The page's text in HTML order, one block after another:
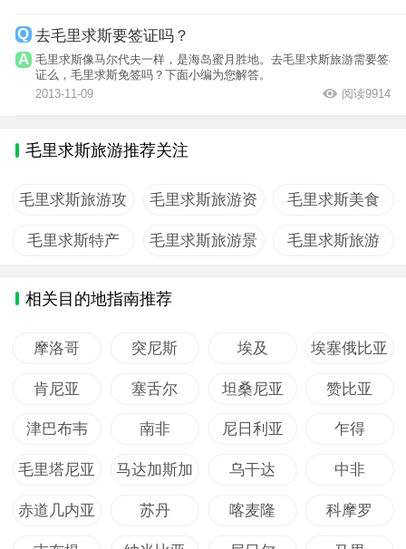
去毛里求斯要签证吗？
毛里求斯像马尔代夫一样，是海岛蜜月胜地。去毛里求斯旅游需要签
证么，毛里求斯免签吗？下面小编为您解答。
2013-11-09
阅读9914
毛里求斯旅游推荐关注
毛里求斯旅游攻
略
毛里求斯旅游资
讯
毛里求斯美食
毛里求斯特产
毛里求斯旅游景
毛里求斯旅游
相关目的地指南推荐
摩洛哥 突尼斯 埃及 埃塞俄比亚
肯尼亚 塞舌尔 坦桑尼亚 赞比亚
津巴布韦 南非 尼日利亚 乍得
毛里塔尼亚 马达加斯加 乌干达 中非
赤道几内亚 苏丹 喀麦隆 科摩罗